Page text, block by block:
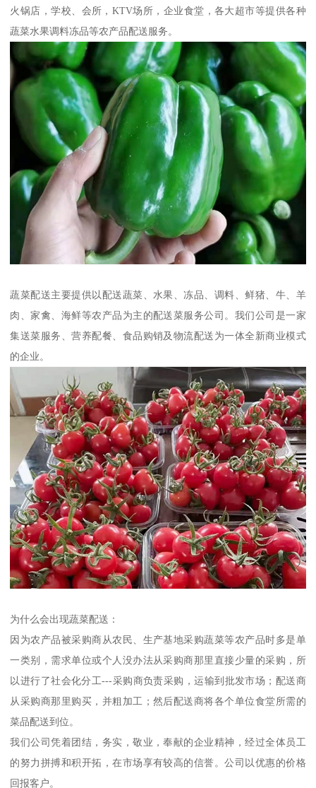
火锅店，学校、会所，KTV场所，企业食堂，各大超市等提供各种
蔬菜水果调料冻品等农产品配送服务。
蔬菜配送主要提供以配送蔬菜、水果、冻品、调料、鲜猪、牛、羊
肉、家禽、海鲜等农产品为主的配送菜服务公司。我们公司是一家
集送菜服务、营养配餐、食品购销及物流配送为一体全新商业模式
的企业。
为什么会出现蔬菜配送：
因为农产品被采购商从农民、生产基地采购蔬菜等农产品时多是单
一类别，需求单位或个人没办法从采购商那里直接少量的采购，所
以进行了社会化分工---采购商负责采购，运输到批发市场；配送商
从采购商那里购买，并粗加工；然后配送商将各个单位食堂所需的
菜品配送到位。
我们公司凭着团结，务实，敬业，奉献的企业精神，经过全体员工
的努力拼搏和积开拓，在市场享有较高的信誉。公司以优惠的价格
回报客户。